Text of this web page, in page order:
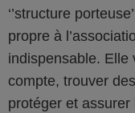
‘’structure
propre à
indispensable. Elle
compte, trouver
protéger et